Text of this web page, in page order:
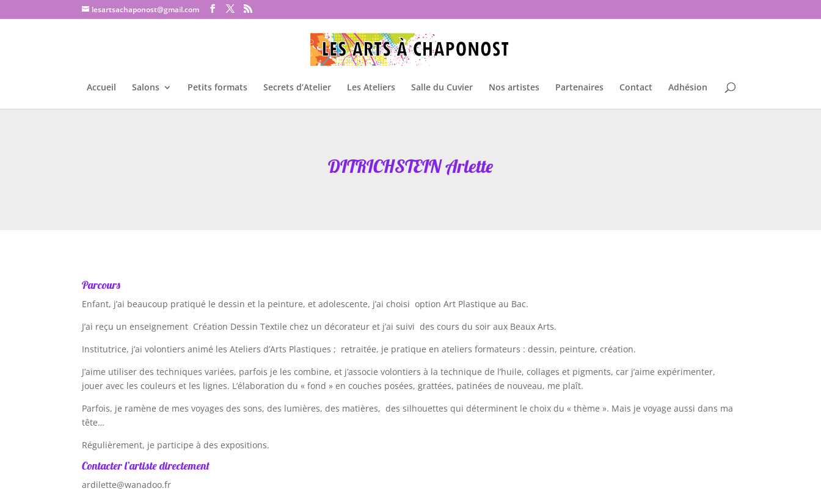
lesartsachaponost@gmail.com
Accueil Salons Petits formats Secrets d’Atelier Les Ateliers Salle du Cuvier Nos artistes Partenaires Contact Adhésion
DITRICHSTEIN Arlette
Parcours
Enfant, j’ai beaucoup pratiqué le dessin et la peinture, et adolescente, j’ai choisi option Art Plastique au Bac.
J’ai reçu un enseignement Création Dessin Textile chez un décorateur et j’ai suivi des cours du soir aux Beaux Arts.
Institutrice, j’ai volontiers animé les Ateliers d’Arts Plastiques ; retraitée, je pratique en ateliers formateurs : dessin, peinture, création.
J’aime utiliser des techniques variées, parfois je les combine, et j’associe volontiers à la technique de l’huile, collages et pigments, car j’aime expérimenter,
jouer avec les couleurs et les lignes. L’élaboration du « fond » en couches posées, grattées, patinées de nouveau, me plaît.
Parfois, je ramène de mes voyages des sons, des lumières, des matières, des silhouettes qui déterminent le choix du « thème ». Mais je voyage aussi dans ma
tête…
Régulièrement, je participe à des expositions.
Contacter l’artiste directement
ardilette@wanadoo.fr